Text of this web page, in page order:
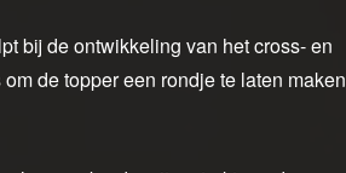
bij de ontwikkeling van het cross- en
de topper een rondje te laten maken